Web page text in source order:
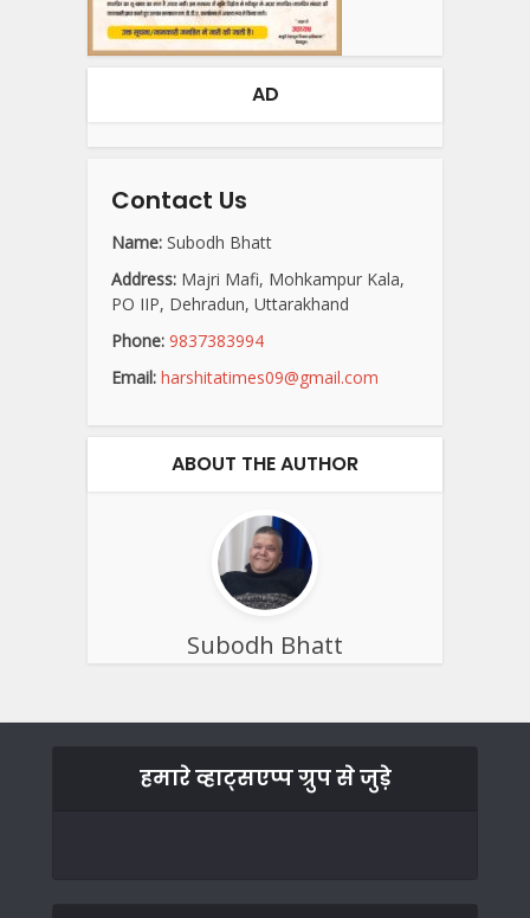
AD
Contact Us
Name: Subodh Bhatt
Address: Majri Mafi, Mohkampur Kala,
PO IIP, Dehradun, Uttarakhand
Phone: 9837383994
Email: harshitatimes09@gmail.com
ABOUT THE AUTHOR
Subodh Bhatt
हमारे व्हाट्सएप्प ग्रुप से जुड़े